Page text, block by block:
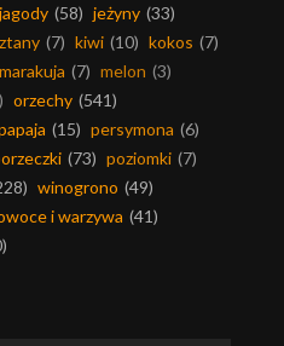
jagody (58) jeżyny (33)
(7) kiwi (10) kokos (7)
marakuja (7) melon (3)
orzechy (541)
(15) persymona (6)
(73) poziomki (7)
winogrono (49)
i warzywa (41)